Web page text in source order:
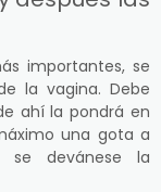
importantes, se
la vagina. Debe
ahí la pondrá en
una gota a
devánese la